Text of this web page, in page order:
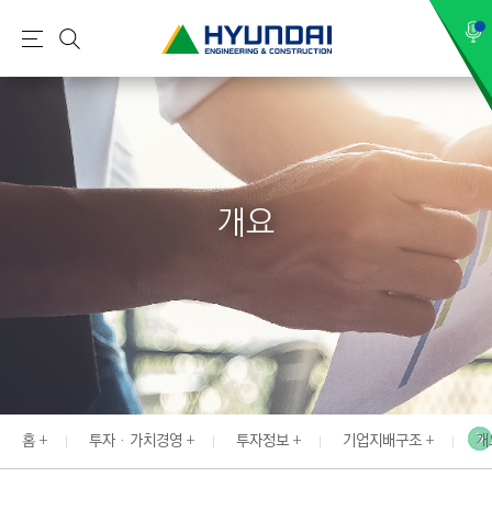
현
건
설
H
D
A
I
:
E
N
메
뉴
검
색
개요
홈 투자 · 가치경영 투자정보 기업지배구조